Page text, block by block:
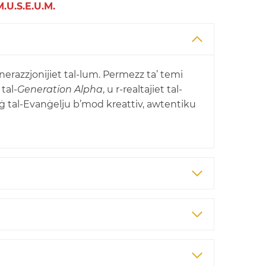
tal-lum. Permezz ta’ temi
tal-Generation Alpha, u r-realtajiet tal-
tal-Evanġelju b’mod kreattiv, awtentiku